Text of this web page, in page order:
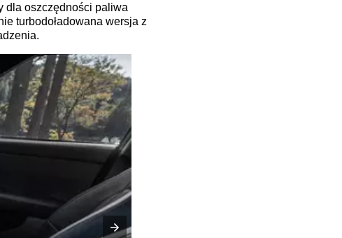
dla oszczędności paliwa
turbodoładowana wersja z